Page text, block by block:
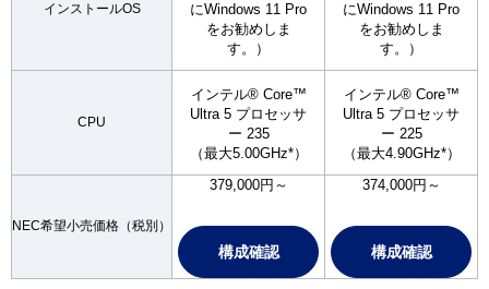
インストールOS
にWindows 11 Pro
をお勧めしま
す。）
にWindows 11 Pro
をお勧めしま
す。）
CPU
インテル® Core™
Ultra 5 プロセッサ
ー 235
（最大5.00GHz*）
インテル® Core™
Ultra 5 プロセッサ
ー 225
（最大4.90GHz*）
NEC希望小売価格（税別）
379,000円～
構成確認
374,000円～
構成確認